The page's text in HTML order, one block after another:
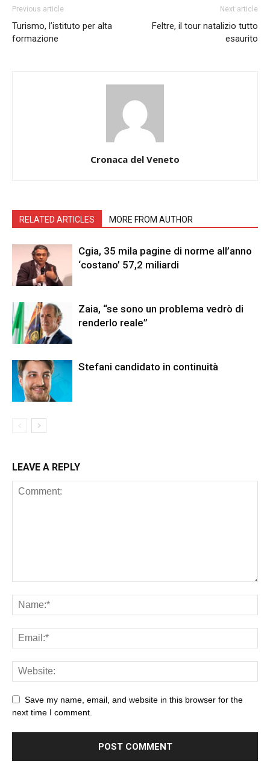
Previous article
Turismo, l’istituto per alta
formazione
Next article
Feltre, il tour natalizio tutto
esaurito
Cronaca del Veneto
RELATED ARTICLES MORE FROM AUTHOR
Cgia, 35 mila pagine di norme all’anno
‘costano’ 57,2 miliardi
Zaia, “se sono un problema vedrò di
renderlo reale”
Stefani candidato in continuità
LEAVE A REPLY
Save my name, email, and website in this browser for the
next time I comment.